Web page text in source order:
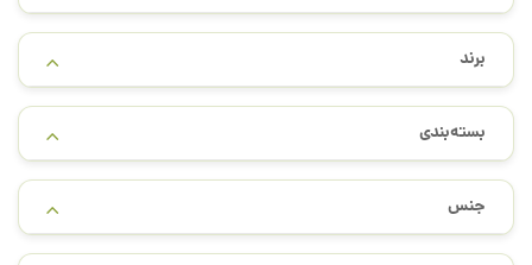
برند
بسته‌بندی
جنس